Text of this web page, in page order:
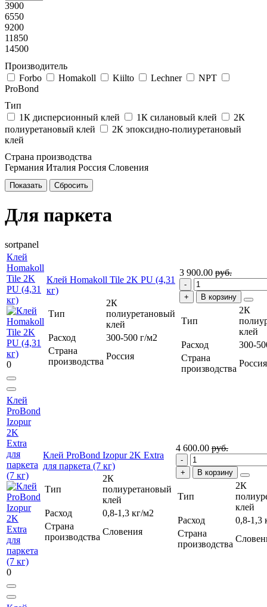
3900
6550
9200
11850
14500
Производитель
Forbo
Homakoll Kiilto Lechner
NPT
ProBond
Тип
1К дисперсионный клей
1К силановый клей
2К
полиуретановый клей
2К эпоксидно-полиуретановый
клей
Страна производства
Германия Италия Россия Словения
Для паркета
sortpanel
Клей
Homakoll
Tile 2K
PU (4,31
кг)
0
Клей Homakoll Tile 2K PU (4,31
кг)
Тип
2К
полиуретановый
клей
Расход
300-500 г/м2
Страна
производства
Россия
3 900.00 руб.
В корзину
Тип
2К
клей
Расход
300-
Страна
производства
Россия
Клей
ProBond
Izopur
2K
Extra
для
паркета
(7 кг)
0
Клей ProBond Izopur 2K Extra
для паркета (7 кг)
Тип
2К
полиуретановый
клей
Расход
0,8-1,3 кг/м2
Страна
производства
Словения
4 600.00 руб.
В корзину
Тип
2К
клей
Расход
0,8-1,3
Страна
производства